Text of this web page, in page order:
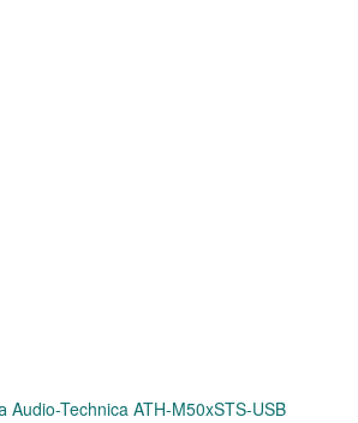
Audio-Technica ATH-M50xSTS-USB